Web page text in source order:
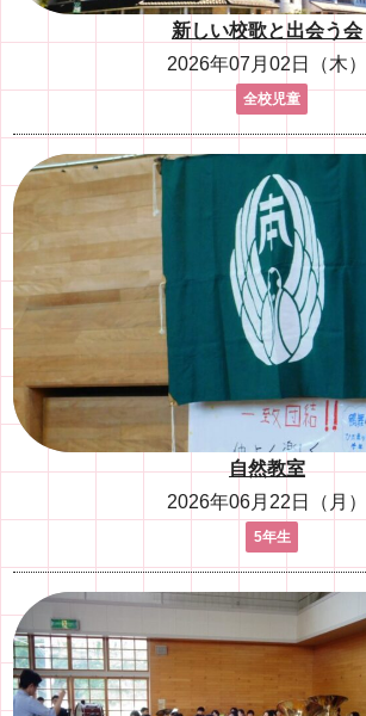
新しい校歌と出会う会
2026年07月02日（木）
全校児童
自然教室
2026年06月22日（月）
5年生